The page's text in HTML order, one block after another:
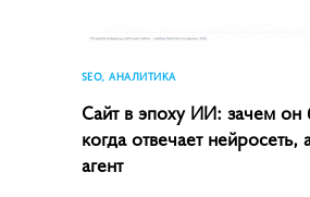
SEO, АНАЛИТИКА
Сайт в эпоху ИИ: зачем он
когда отвечает нейросеть,
агент